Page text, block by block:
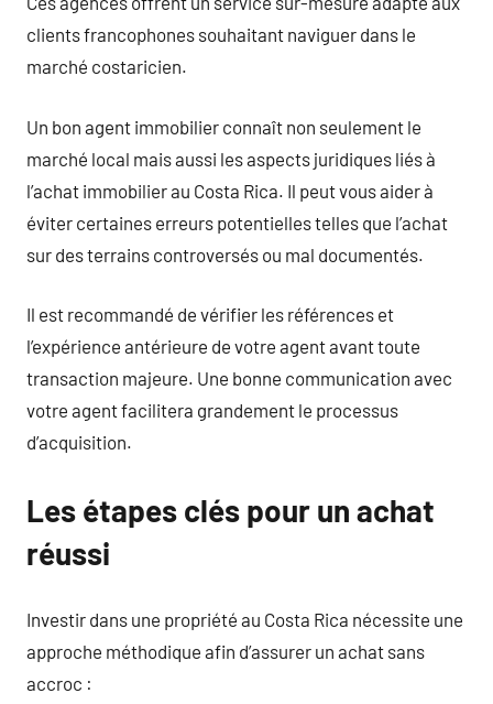
clients francophones souhaitant naviguer dans le
marché costaricien.
Un bon agent immobilier connaît non seulement le
marché local mais aussi les aspects juridiques liés à
l’achat immobilier au Costa Rica. Il peut vous aider à
éviter certaines erreurs potentielles telles que l’achat
sur des terrains controversés ou mal documentés.
Il est recommandé de vérifier les références et
l’expérience antérieure de votre agent avant toute
transaction majeure. Une bonne communication avec
votre agent facilitera grandement le processus
d’acquisition.
Les étapes clés pour un achat
réussi
Investir dans une propriété au Costa Rica nécessite une
approche méthodique afin d’assurer un achat sans
accroc :